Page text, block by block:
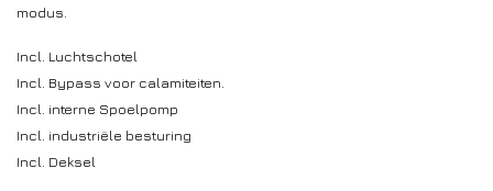
modus.
Incl. Luchtschotel
Incl. Bypass voor calamiteiten.
Incl. interne Spoelpomp
Incl. industriële besturing
Incl. Deksel